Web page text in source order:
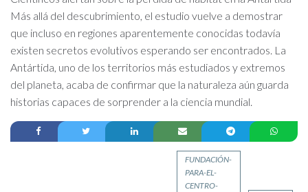
Más allá del descubrimiento, el estudio vuelve a demostrar
que incluso en regiones aparentemente conocidas todavía
existen secretos evolutivos esperando ser encontrados. La
Antártida, uno de los territorios más estudiados y extremos
del planeta, acaba de confirmar que la naturaleza aún guarda
historias capaces de sorprender a la ciencia mundial.
FUNDACIÓN-
PARA-EL-
CENTRO-